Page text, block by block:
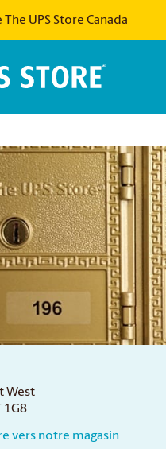
UPS Store Canada
West
1G8
vers notre magasin